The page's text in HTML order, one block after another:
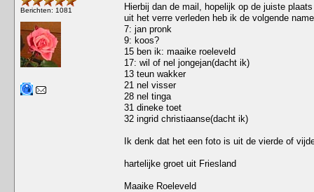
Berichten: 1081
Hierbij dan de mail, hopelijk op de juiste plaats
uit het verre verleden heb ik de volgende
7: jan pronk
9: koos?
15 ben ik: maaike roeleveld
17: wil of nel jongejan(dacht ik)
13 teun wakker
21 nel visser
28 nel tinga
31 dineke toet
32 ingrid christiaanse(dacht ik)
Ik denk dat het een foto is uit de vierde of
hartelijke groet uit Friesland
Maaike Roeleveld